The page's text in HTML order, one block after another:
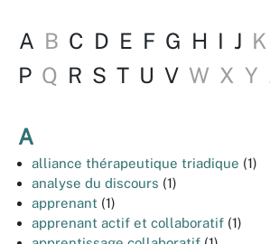
A B C D E F G H I J K
P Q R S T U V W X Y
A
alliance thérapeutique triadique (1)
analyse du discours (1)
apprenant (1)
apprenant actif et collaboratif (1)